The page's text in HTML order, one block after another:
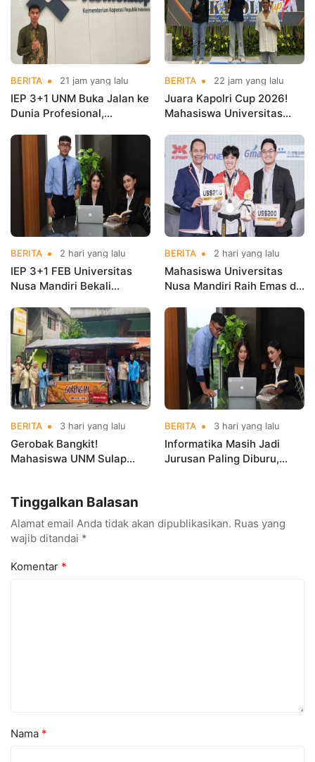
BERITA 21 jam yang lalu
IEP 3+1 UNM Buka Jalan ke
Dunia Profesional,
Kementerian Koperasi
BERITA 22 jam yang lalu
Juara Kapolri Cup 2026!
Mahasiswa Universitas
Nama Kampus di Kejurnas
Taekwondo
BERITA 2 hari yang lalu
IEP 3+1 FEB Universitas
Nusa Mandiri Bekali
Kerja Sebelum Lulus
BERITA 2 hari yang lalu
Mahasiswa Universitas
Nusa Mandiri Raih Emas di
Indonesia Open
Championships 2026
BERITA 3 hari yang lalu
Gerobak Bangkit!
Mahasiswa UNM Sulap
BERITA 3 hari yang lalu
Informatika Masih Jadi
Jurusan Paling Diburu,
Tinggalkan Balasan
Alamat email Anda tidak akan dipublikasikan. Ruas yang
wajib ditandai *
Komentar *
Nama *